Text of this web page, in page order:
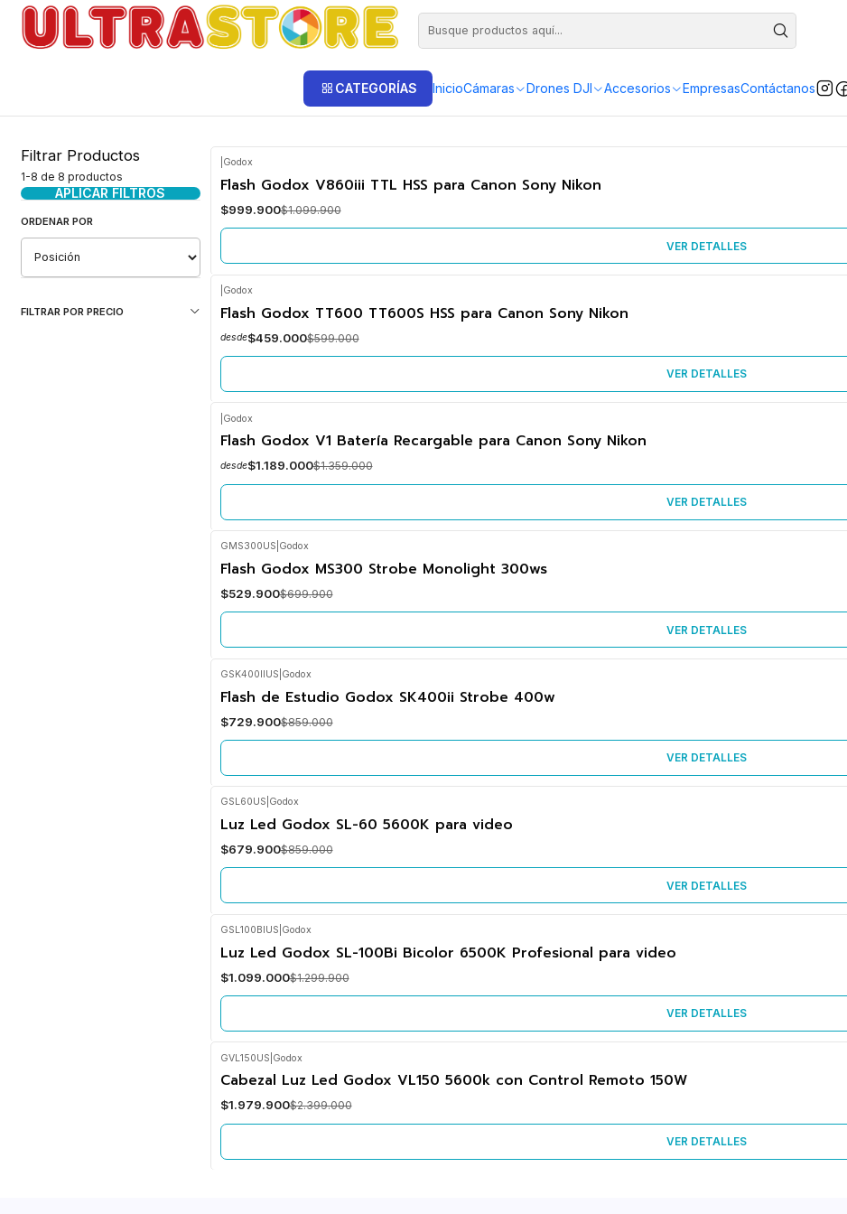
CATEGORÍAS InicioCámaras Drones DJI Accesorios EmpresasContáctanos
Inicio Fotografía y Video Flash y Luces Flash Godox
Filtrar Productos
1-8 de 8 productos
APLICAR FILTROS
ORDENAR POR
FILTRAR POR PRECIO
-9%
OFF
No disponible
Godox
Flash Godox V860iii TTL HSS para Canon Sony Nikon
$999.900$1.099.900
VER DETALLES
-23%
OFF
No disponible
Godox
Flash Godox TT600 TT600S HSS para Canon Sony Nikon
desde$459.000$599.000
VER DETALLES
-13%
OFF
No disponible
Godox
Flash Godox V1 Batería Recargable para Canon Sony Nikon
desde$1.189.000$1.359.000
VER DETALLES
-24%
OFF
No disponible
GMS300US Godox
Flash Godox MS300 Strobe Monolight 300ws
$529.900$699.900
VER DETALLES
-15%
OFF
No disponible
GSK400IIUS Godox
Flash de Estudio Godox SK400ii Strobe 400w
$729.900$859.000
VER DETALLES
-21%
OFF
No disponible
GSL60US Godox
Luz Led Godox SL-60 5600K para video
$679.900$859.000
VER DETALLES
-15%
OFF
No disponible
GSL100BIUS Godox
Luz Led Godox SL-100Bi Bicolor 6500K Profesional para video
$1.099.000$1.299.900
VER DETALLES
-17%
OFF
No disponible
GVL150US Godox
Cabezal Luz Led Godox VL150 5600k con Control Remoto 150W
$1.979.900$2.399.000
VER DETALLES